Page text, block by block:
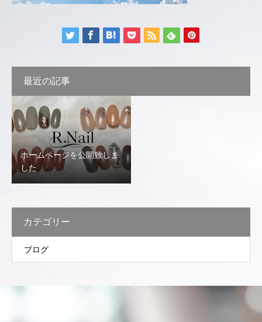
最近の記事
ホームページを公開致しま
した
カテゴリー
ブログ